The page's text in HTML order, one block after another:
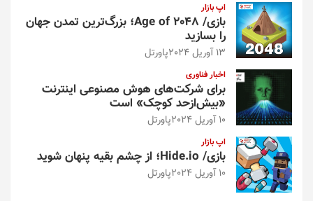
اپ بازار
بازی/ Age of 2048؛ بزرگ‌ترین تمدن جهان
را بسازید
13 آوریل 2024 پاورتل
اخبار فناوری
برای شرکت‌های هوش مصنوعی اینترنت
«بیش‌از‌حد کوچک» است
10 آوریل 2024 پاورتل
اپ بازار
بازی/ Hide.io؛ از چشم بقیه پنهان شوید
10 آوریل 2024 پاورتل